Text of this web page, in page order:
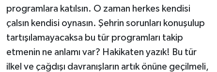
programlara katılsın. O zaman herkes kendisi
çalsın kendisi oynasın. Şehrin sorunları konuşulup
tartışılamayacaksa bu tür programları takip
etmenin ne anlamı var? Hakikaten yazık! Bu tür
ilkel ve çağdışı davranışların artık önüne geçilmeli,